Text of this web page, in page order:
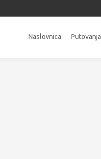
Naslovnica Putovanja